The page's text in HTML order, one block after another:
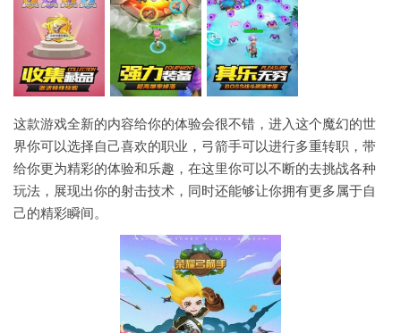
这款游戏全新的内容给你的体验会很不错，进入这个魔幻的世
界你可以选择自己喜欢的职业，弓箭手可以进行多重转职，带
给你更为精彩的体验和乐趣，在这里你可以不断的去挑战各种
玩法，展现出你的射击技术，同时还能够让你拥有更多属于自
己的精彩瞬间。